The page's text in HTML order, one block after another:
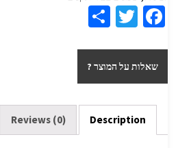
Fa
b
o
o
k
T
tt
er
ar
e
שאלות על המוצר ?
Description
Reviews (0)